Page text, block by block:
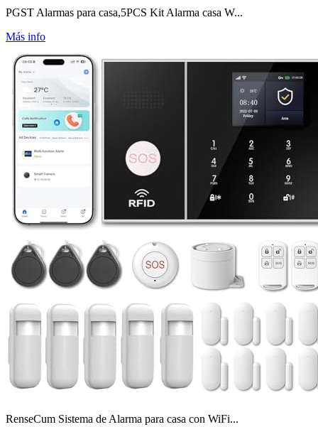
PGST Alarmas para casa,5PCS Kit Alarma casa W...
Más info
RenseCum Sistema de Alarma para casa con WiFi...